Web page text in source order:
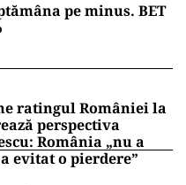
pe minus. BET
ratingul României la
perspectiva
România „nu a
evitat o pierdere”